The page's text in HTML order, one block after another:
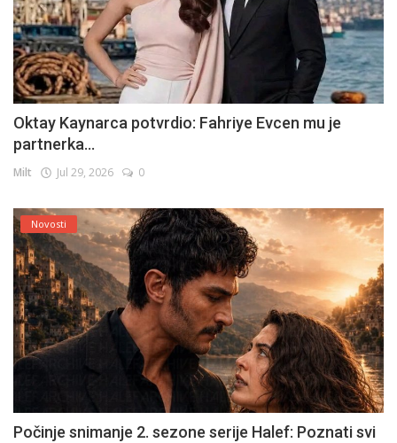
Oktay Kaynarca potvrdio: Fahriye Evcen mu je
partnerka...
Milt Jul 29, 2026 0
Novosti
Počinje snimanje 2. sezone serije Halef: Poznati svi